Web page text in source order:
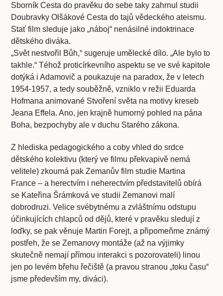
Sborník Cesta do pravěku do sebe taky zahrnul studii
Doubravky Olšákové Cesta do tajů vědeckého ateismu.
Stať film sleduje jako „náboj“ nenásilné indoktrinace
dětského diváka.
„Svět nestvořil Bůh,“ sugeruje umělecké dílo. „Ale bylo to
takhle.“ Téhož proticírkevního aspektu se ve své kapitole
dotýká i Adamovič a poukazuje na paradox, že v letech
1954-1957, a tedy souběžně, vzniklo v režii Eduarda
Hofmana animované Stvoření světa na motivy kreseb
Jeana Effela. Ano, jen krajně humorný pohled na pána
Boha, bezpochyby ale v duchu Starého zákona.
Z hlediska pedagogického a coby vhled do srdce
dětského kolektivu (který ve filmu překvapivě nemá
velitele) zkoumá pak Zemanův film studie Martina
France – a herectvím i neherectvím představitelů obírá
se Kateřina Šrámková ve studii Zemanovi malí
dobrodruzi. Velice svébytnému a zvláštnímu odstupu
účinkujících chlapců od dějů, které v pravěku sledují z
loďky, se pak věnuje Martin Forejt, a připomeňme známý
postřeh, že se Zemanovy montáže (až na výjimky
skutečně nemají přímou interakci s pozorovateli) linou
jen po levém břehu řečiště (a pravou stranou „toku času“
jsme především my, diváci).